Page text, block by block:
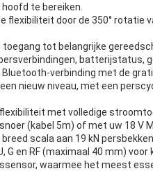
te bereiken.
flexibiliteit door de 350° rotatie
toegang tot belangrijke
batterijstatus,
verbinding met de gratis
een nieuw niveau, met een
met volledige
(kabel 5m) of met uw 18 V
scala aan 19 kN
en RF (maximaal 40 mm)
waarmee het meest